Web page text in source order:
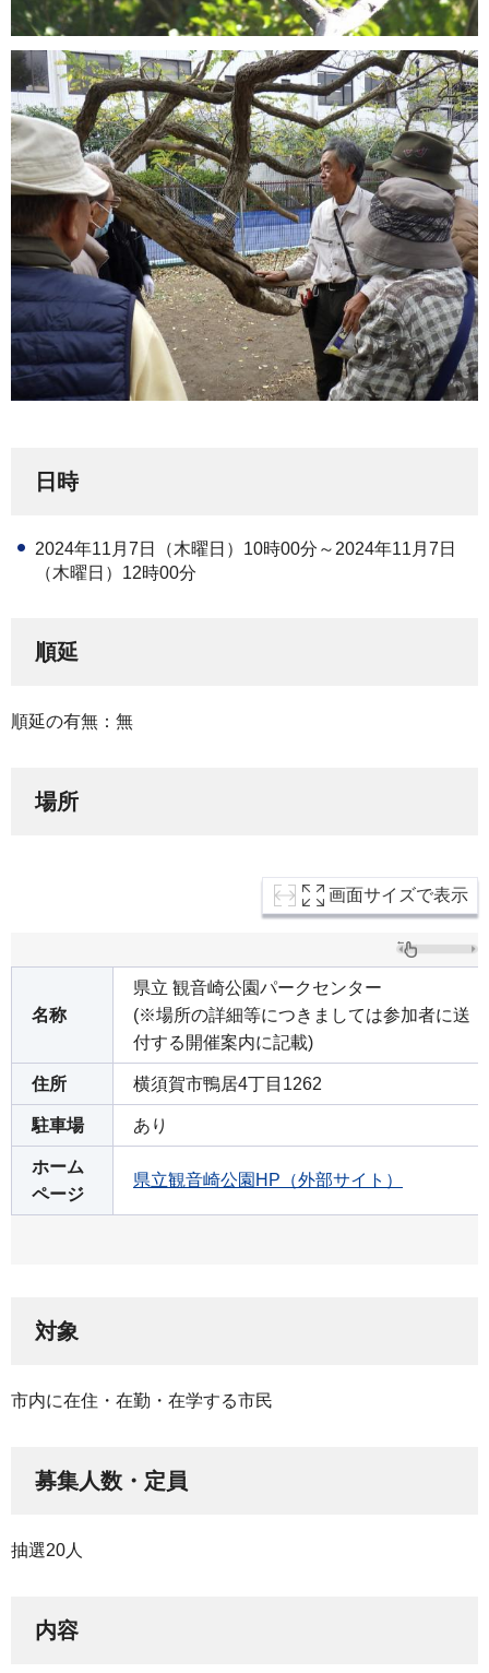
日時
2024年11月7日（木曜日）10時00分～2024年11月7日
（木曜日）12時00分
順延
順延の有無：無
場所
画面サイズで表示
名称
県立 観音崎公園パークセンター
(※場所の詳細等につきましては参加者に送
付する開催案内に記載)
住所 横須賀市鴨居4丁目1262
駐車場 あり
ホーム
ページ
県立観音崎公園HP（外部サイト）
対象
市内に在住・在勤・在学する市民
募集人数・定員
抽選20人
内容